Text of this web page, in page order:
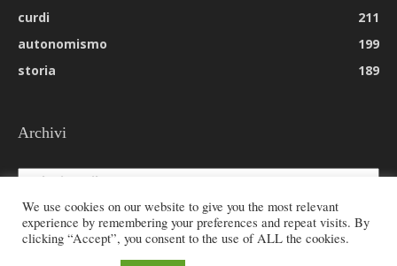
curdi
211
autonomismo
199
storia
189
Archivi
Archivi
We use cookies on our website to give you the most relevant
experience by remembering your preferences and repeat visits. By
clicking “Accept”, you consent to the use of ALL the cookies.